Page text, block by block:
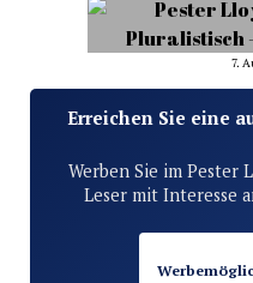
7.
Erreichen Sie eine
Werben Sie im Pester
Leser mit Interesse